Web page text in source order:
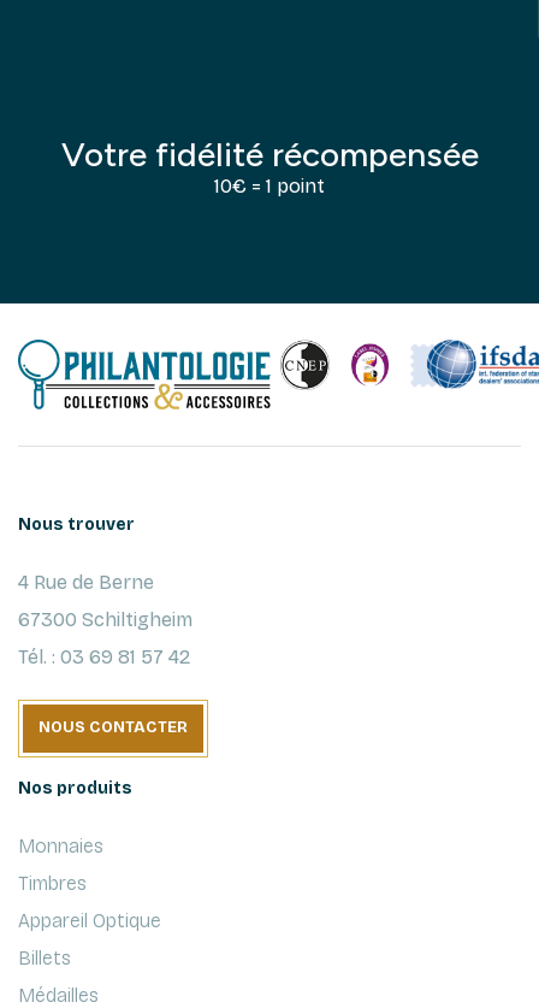
Votre fidélité récompensée
10€ = 1 point
Nous trouver
4 Rue de Berne
67300 Schiltigheim
Tél. : 03 69 81 57 42
NOUS CONTACTER
Nos produits
Monnaies
Timbres
Appareil Optique
Billets
Médailles